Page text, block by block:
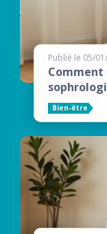
Publié le 05/
Comment
Bien-être